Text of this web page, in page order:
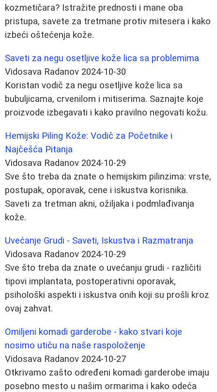
kozmetičara? Istražite prednosti i mane oba
pristupa, savete za tretmane protiv mitesera i kako
izbeći oštećenja kože.
Saveti za negu osetljive kože lica sa problemima
Vidosava Radanov 2024-10-30
Koristan vodič za negu osetljive kože lica sa
bubuljicama, crvenilom i mitiserima. Saznajte koje
proizvode izbegavati i kako pravilno negovati kožu.
Hemijski Piling Kože: Vodič za Početnike i
Najčešća Pitanja
Vidosava Radanov 2024-10-29
Sve što treba da znate o hemijskim pilinzima: vrste,
postupak, oporavak, cene i iskustva korisnika.
Saveti za tretman akni, ožiljaka i podmlađivanja
kože.
Uvećanje Grudi - Saveti, Iskustva i Razmatranja
Vidosava Radanov 2024-10-29
Sve što treba da znate o uvećanju grudi - različiti
tipovi implantata, postoperativni oporavak,
psihološki aspekti i iskustva onih koji su prošli kroz
ovaj zahvat.
Omiljeni komadi garderobe - kako stvari koje
nosimo utiču na naše raspoloženje
Vidosava Radanov 2024-10-27
Otkrivamo zašto određeni komadi garderobe imaju
posebno mesto u našim ormarima i kako odeća